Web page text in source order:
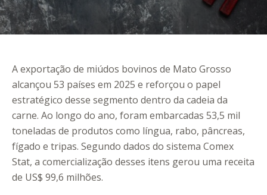
A exportação de miúdos bovinos de Mato Grosso
alcançou 53 países em 2025 e reforçou o papel
estratégico desse segmento dentro da cadeia da
carne. Ao longo do ano, foram embarcadas 53,5 mil
toneladas de produtos como língua, rabo, pâncreas,
fígado e tripas. Segundo dados do sistema Comex
Stat, a comercialização desses itens gerou uma receita
de US$ 99,6 milhões.